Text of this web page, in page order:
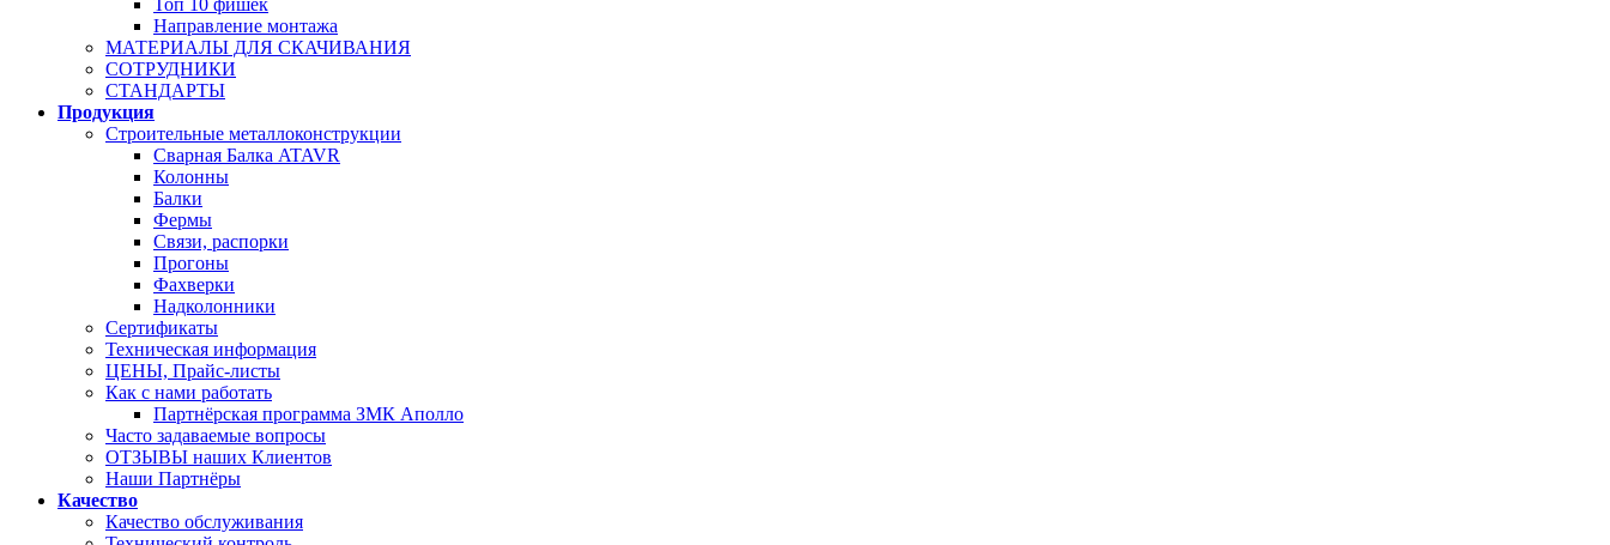
Топ 10 фишек
Направление монтажа
МАТЕРИАЛЫ ДЛЯ СКАЧИВАНИЯ
СОТРУДНИКИ
СТАНДАРТЫ
Продукция
Строительные металлоконструкции
Сварная Балка ATAVR
Колонны
Балки
Фермы
Связи, распорки
Прогоны
Фахверки
Надколонники
Сертификаты
Техническая информация
ЦЕНЫ, Прайс-листы
Как с нами работать
Партнёрская программа ЗМК Аполло
Часто задаваемые вопросы
ОТЗЫВЫ наших Клиентов
Наши Партнёры
Качество
Качество обслуживания